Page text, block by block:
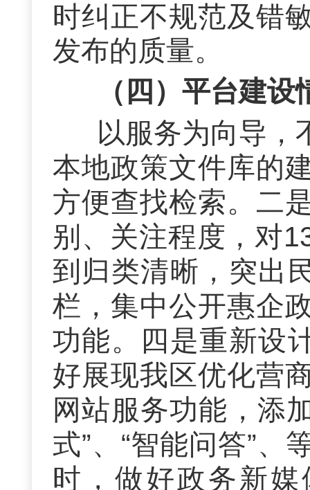
时纠正不规范及错
发布的质量。
（四）平台建设
以服务为向导，
本地政策文件库的
方便查找检索。二
别、关注程度，对
到归类清晰，突出
栏，集中公开惠企
功能。四是重新设
好展现我区优化营
网站服务功能，添
式”、“智能问答”、
时， 做好政务新媒